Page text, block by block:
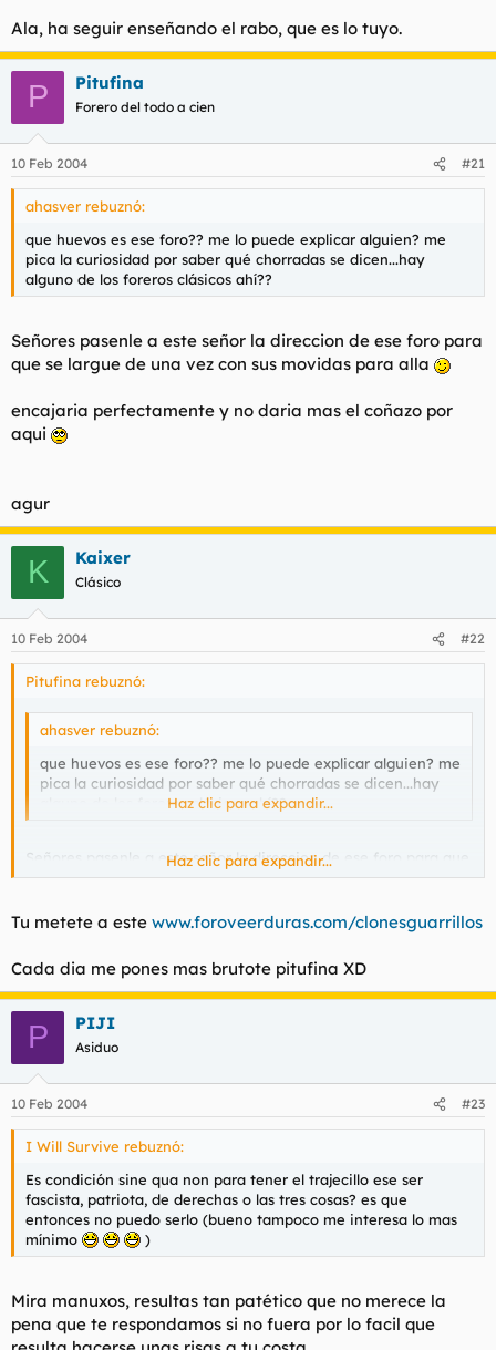
Ala, ha seguir enseñando el rabo, que es lo tuyo.
P Pitufina
Forero del todo a cien
10 Feb 2004 #21
ahasver rebuznó:
que huevos es ese foro?? me lo puede explicar alguien? me
pica la curiosidad por saber qué chorradas se dicen...hay
alguno de los foreros clásicos ahí??
Señores pasenle a este señor la direccion de ese foro para
que se largue de una vez con sus movidas para alla
encajaria perfectamente y no daria mas el coñazo por
aqui
agur
K Kaixer
Clásico
10 Feb 2004 #22
Pitufina rebuznó:
ahasver rebuznó:
que huevos es ese foro?? me lo puede explicar alguien? me
pica la curiosidad por saber qué chorradas se dicen...hay
alguno de los foreros clásicos ahí??
Haz clic para expandir...
Señores pasenle a este señor la direccion de ese foro para que
se largue de una vez con sus movidas para alla
encajaria perfectamente y no daria mas el coñazo por aqui
agur
Haz clic para expandir...
Tu metete a este www.foroveerduras.com/clonesguarrillos
Cada dia me pones mas brutote pitufina XD
P PIJI
Asiduo
10 Feb 2004 #23
I Will Survive rebuznó:
Es condición sine qua non para tener el trajecillo ese ser
fascista, patriota, de derechas o las tres cosas? es que
entonces no puedo serlo (bueno tampoco me interesa lo mas
mínimo
)
Mira manuxos, resultas tan patético que no merece la
pena que te respondamos si no fuera por lo facil que